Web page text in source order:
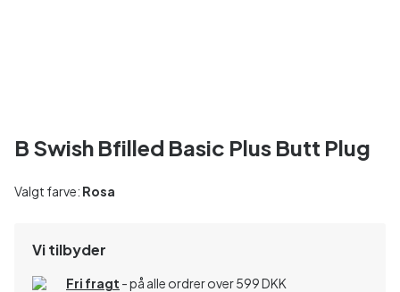
B Swish Bfilled Basic Plus Butt Plug
Valgt farve: Rosa
Vi tilbyder
Fri fragt - på alle ordrer over 599 DKK